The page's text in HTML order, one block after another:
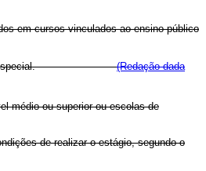
em cursos vinculados ao ensino público
de educação especial.(Redação dada
médio ou superior ou escolas de
de realizar o estágio, segundo o